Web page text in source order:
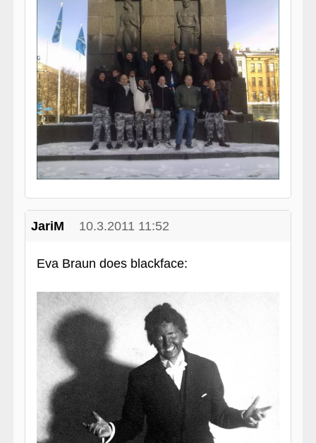
JariM 10.3.2011 11:52
Eva Braun does blackface: